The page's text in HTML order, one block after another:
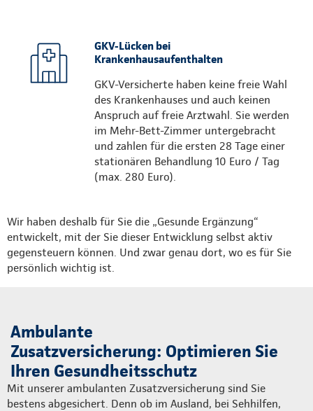
GKV-Lücken bei
Krankenhausaufenthalten
GKV-Versicherte haben keine freie Wahl
des Krankenhauses und auch keinen
Anspruch auf freie Arztwahl. Sie werden
im Mehr-Bett-Zimmer untergebracht
und zahlen für die ersten 28 Tage einer
stationären Behandlung 10 Euro / Tag
(max. 280 Euro).
Wir haben deshalb für Sie die „Gesunde Ergänzung“
entwickelt, mit der Sie dieser Entwicklung selbst aktiv
gegensteuern können. Und zwar genau dort, wo es für Sie
persönlich wichtig ist.
Ambulante
Zusatzversicherung: Optimieren Sie
Ihren Gesundheitsschutz
Mit unserer ambulanten Zusatzversicherung sind Sie
bestens abgesichert. Denn ob im Ausland, bei Sehhilfen,